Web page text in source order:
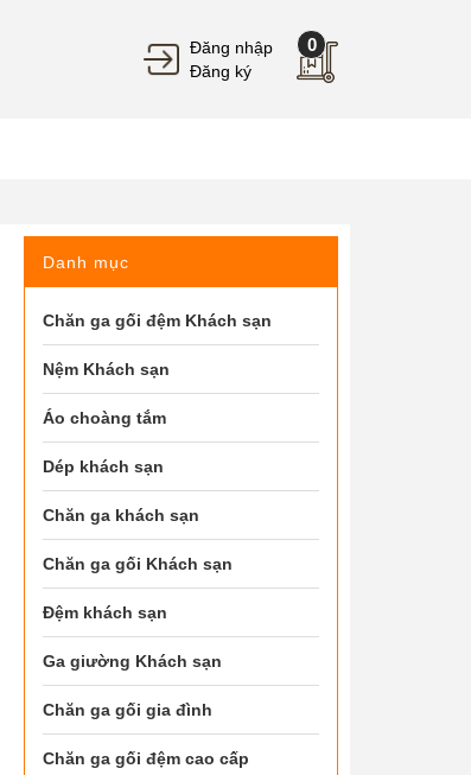
Đăng nhập
Đăng ký
0
Danh mục
Chăn ga gối đệm Khách sạn
Nệm Khách sạn
Áo choàng tắm
Dép khách sạn
Chăn ga khách sạn
Chăn ga gối Khách sạn
Đệm khách sạn
Ga giường Khách sạn
Chăn ga gối gia đình
Chăn ga gối đệm cao cấp